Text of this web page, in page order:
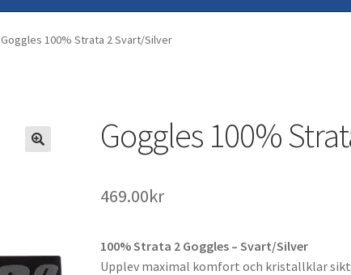
Goggles 100% Strata 2 Svart/Silver
Goggles 100%
469.00kr
100% Strata 2 Goggles – Svart/Silver
Upplev maximal komfort och kristallklar